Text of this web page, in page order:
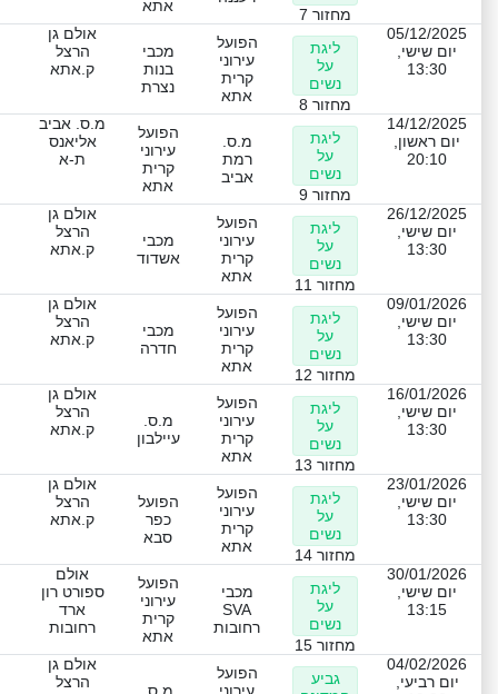
מחזור 7
אתא
05/12/2025
יום שישי,
13:30
ליגת
על
נשים
מחזור 8
הפועל
עירוני
קרית
אתא
מכבי
בנות
נצרת
אולם גן
הרצל
ק.אתא
14/12/2025
יום ראשון,
20:10
ליגת
על
נשים
מחזור 9
מ.ס.
רמת
אביב
הפועל
עירוני
קרית
אתא
מ.ס. אביב
אליאנס
ת-א
26/12/2025
יום שישי,
13:30
ליגת
על
נשים
מחזור 11
הפועל
עירוני
קרית
אתא
מכבי
אשדוד
אולם גן
הרצל
ק.אתא
09/01/2026
יום שישי,
13:30
ליגת
על
נשים
מחזור 12
הפועל
עירוני
קרית
אתא
מכבי
חדרה
אולם גן
הרצל
ק.אתא
16/01/2026
יום שישי,
13:30
ליגת
על
נשים
מחזור 13
הפועל
עירוני
קרית
אתא
מ.ס.
עיילבון
אולם גן
הרצל
ק.אתא
23/01/2026
יום שישי,
13:30
ליגת
על
נשים
מחזור 14
הפועל
עירוני
קרית
אתא
הפועל
כפר
סבא
אולם גן
הרצל
ק.אתא
30/01/2026
יום שישי,
13:15
ליגת
על
נשים
מחזור 15
מכבי
SVA
רחובות
הפועל
עירוני
קרית
אתא
אולם
ספורט רון
ארד
רחובות
04/02/2026
יום רביעי,
גביע
הפועל
אולם גן
הרצל